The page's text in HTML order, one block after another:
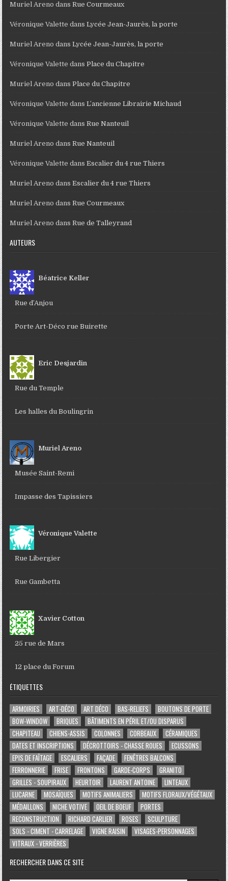
Muriel Areno dansRue Courmeaux
Véronique Valette dansLycée Jean-Jaurès, la porte
Muriel Areno dansLycée Jean-Jaurès, la porte
Véronique Valette dansPlace du Chapitre
Muriel Areno dansPlace du Chapitre
Véronique Valette dansL’ancienne Librairie Michaud
Véronique Valette dansRue Nanteuil
Muriel Areno dansRue Nanteuil
Véronique Valette dansEscalier du 4 rue Thiers
Muriel Areno dansEscalier du 4 rue Thiers
Muriel Areno dansRue Courmeaux
Muriel Areno dansRue de Talleyrand
AUTEURS
Béatrice Keller
Rue d’Anjou
Porte Art-Déco rue Buirette
Eric Desjardin
Rue du Temple
Les halles du Boulingrin
Muriel Areno
Musée Saint-Remi
Impasse des Tapissiers
Véronique Valette
Rue Libergier
Rue Gambetta
Xavier Cotton
25 rue de Mars
12 place du Forum
ÉTIQUETTES
ARMOIRIES ART-DÉCO ART DÉCO BAS-RELIEFS
BOUTONS DE PORTE
BOW-WINDOW
BRIQUES
BÂTIMENTS EN PÉRIL ET/OU DISPARUS
CHAPITEAU
CHIENS-ASSIS COLONNES CORBEAUX
CÉRAMIQUES
DATES ET INSCRIPTIONS
DÉCROTTOIRS - CHASSE ROUES
ECUSSONS
EPIS DE FAÎTAGE
ESCALIERS FAÇADE
FENÊTRES BALCONS
FERRONNERIE
FRISE FRONTONS GARDE-CORPS
GRANITO
GRILLES - SOUPIRAUX
HEURTOIR LAURENT ANTOINE
LINTEAUX
LUCARNE
MOSAÏQUES MOTIFS ANIMALIERS
MOTIFS FLORAUX/VÉGÉTAUX
MÉDAILLONS
NICHE VOTIVE OEIL DE BOEUF
PORTES
RECONSTRUCTION
RICHARD CARLIER ROSES
SCULPTURE
SOLS - CIMENT - CARRELAGE
VIGNE RAISIN
VISAGES-PERSONNAGES
VITRAUX - VERRIÈRES
RECHERCHER DANS CE SITE